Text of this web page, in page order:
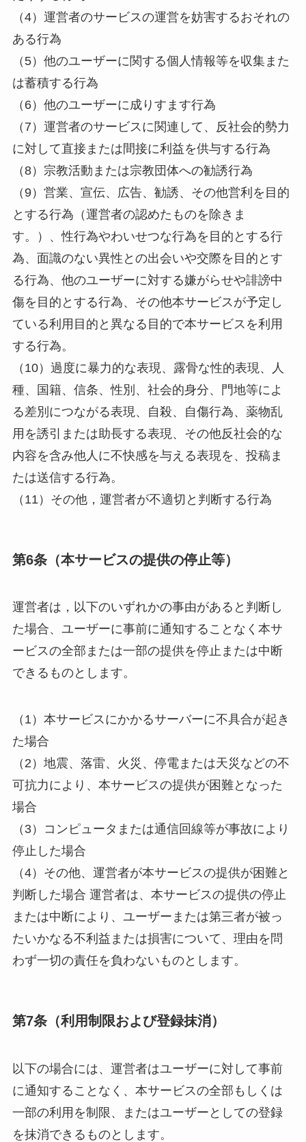
（4）運営者のサービスの運営を妨害するおそれの
ある行為
（5）他のユーザーに関する個人情報等を収集また
は蓄積する行為
（6）他のユーザーに成りすます行為
（7）運営者のサービスに関連して、反社会的勢力
に対して直接または間接に利益を供与する行為
（8）宗教活動または宗教団体への勧誘行為
（9）営業、宣伝、広告、勧誘、その他営利を目的
とする行為（運営者の認めたものを除きま
す。）、性行為やわいせつな行為を目的とする行
為、面識のない異性との出会いや交際を目的とす
る行為、他のユーザーに対する嫌がらせや誹謗中
傷を目的とする行為、その他本サービスが予定し
ている利用目的と異なる目的で本サービスを利用
する行為。
（10）過度に暴力的な表現、露骨な性的表現、人
種、国籍、信条、性別、社会的身分、門地等によ
る差別につながる表現、自殺、自傷行為、薬物乱
用を誘引または助長する表現、その他反社会的な
内容を含み他人に不快感を与える表現を、投稿ま
たは送信する行為。
（11）その他，運営者が不適切と判断する行為
第6条（本サービスの提供の停止等）
運営者は，以下のいずれかの事由があると判断し
た場合、ユーザーに事前に通知することなく本サ
ービスの全部または一部の提供を停止または中断
できるものとします。
（1）本サービスにかかるサーバーに不具合が起き
た場合
（2）地震、落雷、火災、停電または天災などの不
可抗力により、本サービスの提供が困難となった
場合
（3）コンピュータまたは通信回線等が事故により
停止した場合
（4）その他、運営者が本サービスの提供が困難と
判断した場合 運営者は、本サービスの提供の停止
または中断により、ユーザーまたは第三者が被っ
たいかなる不利益または損害について、理由を問
わず一切の責任を負わないものとします。
第7条（利用制限および登録抹消）
以下の場合には、運営者はユーザーに対して事前
に通知することなく、本サービスの全部もしくは
一部の利用を制限、またはユーザーとしての登録
を抹消できるものとします。